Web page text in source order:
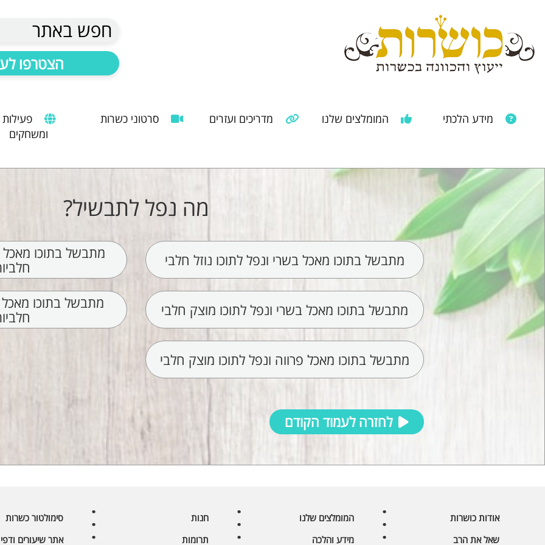
חפש באתר
הצטרפו
מידע הלכתי המומלצים שלנו מדריכים ועזרים סרטוני כשרות
פעילות
ומשחקים
מה נפל לתבשיל?
מתבשל בתוכו מאכל בשרי ונפל לתוכו נוזל חלבי
מתבשל בתוכו מאכל בשרי ונפל לתוכו מוצק חלבי
מתבשל בתוכו מאכל פרווה ונפל לתוכו מוצק חלבי
מתבשל בתוכו מאכל
מתבשל בתוכו מאכל
לחזרה לעמוד הקודם
אודות כושרות
שאל את הרב
המומלצים שלנו
מידע והלכה
חנות
תרומות
סימולטור כשרות
אתר שיעורים